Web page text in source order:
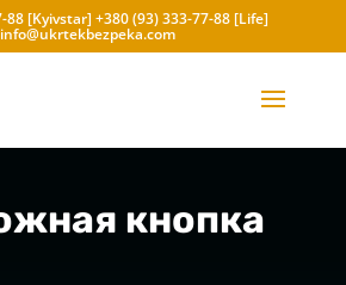
88 [Kyivstar]+380 (93) 333-77-88 [Life]
info@ukrtekbezpeka.com
кнопка